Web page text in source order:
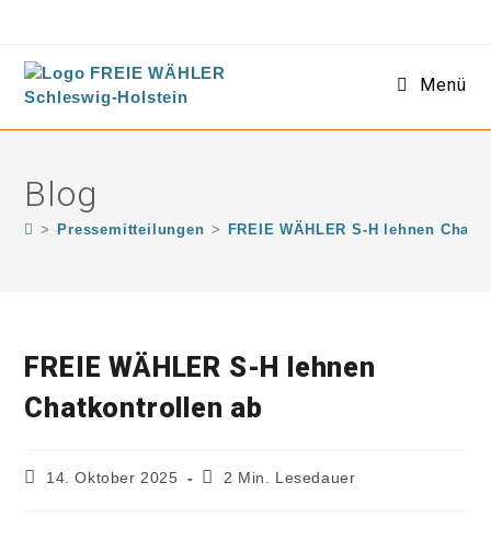
Menü
Blog
> Pressemitteilungen > FREIE WÄHLER S-H lehnen
FREIE WÄHLER S-H lehnen
Chatkontrollen ab
14. Oktober 2025 2 Min. Lesedauer